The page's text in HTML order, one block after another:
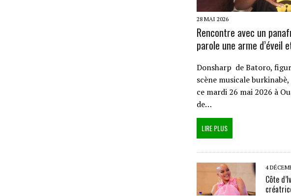
28 MAI 2026
Rencontre avec un
parole une arme d’éveil
Donsharp de Batoro,
scène musicale
ce mardi 26 mai 2026 à
de…
LIRE PLUS
4
Côte